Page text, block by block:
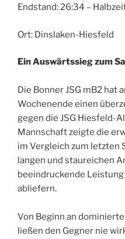
Endstand: 26:34 –
Ort: Dinslaken-Hiesfeld
Ein Auswärtssieg zum
Die Bonner JSG mB2 hat
Wochenende einen
gegen die JSG Hiesfeld-
Mannschaft zeigte die
im Vergleich zum letzten
langen und staureichen
beeindruckende
abliefern.
Von Beginn an
ließen den Gegner nie